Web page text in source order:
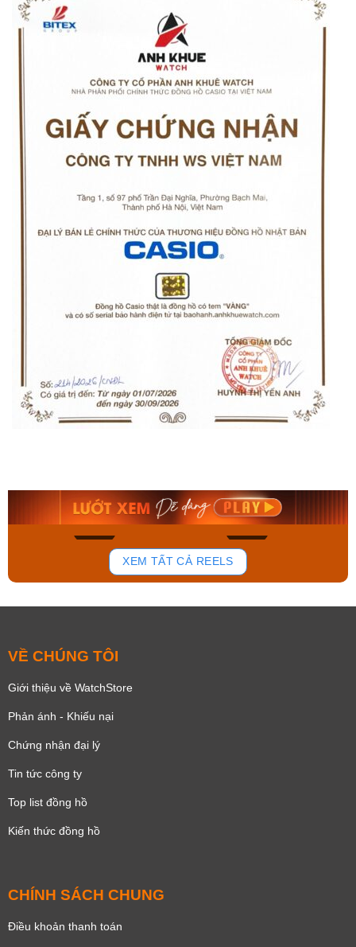
166
Mua ngay Mua ngay
XEM TẤT CẢ REELS
VỀ CHÚNG TÔI
Giới thiệu về WatchStore
Phản ánh - Khiếu nại
Chứng nhận đại lý
Tin tức công ty
Top list đồng hồ
Kiến thức đồng hồ
CHÍNH SÁCH CHUNG
Điều khoản thanh toán